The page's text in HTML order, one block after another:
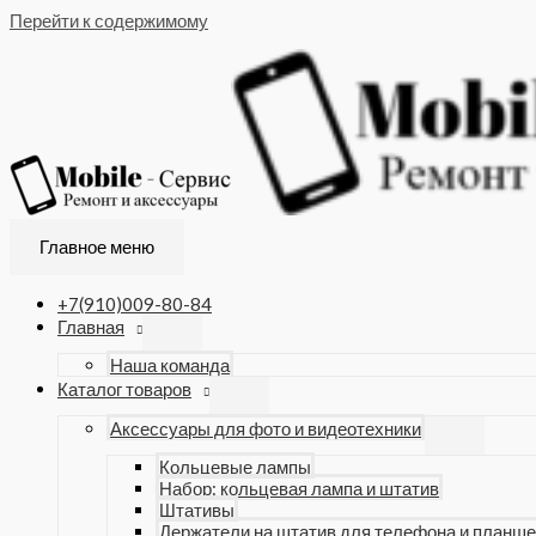
Перейти к содержимому
Главное меню
+7(910)009-80-84
Главная
Наша команда
Каталог товаров
Аксессуары для фото и видеотехники
Кольцевые лампы
Набор: кольцевая лампа и штатив
Штативы
Держатели на штатив для телефона и